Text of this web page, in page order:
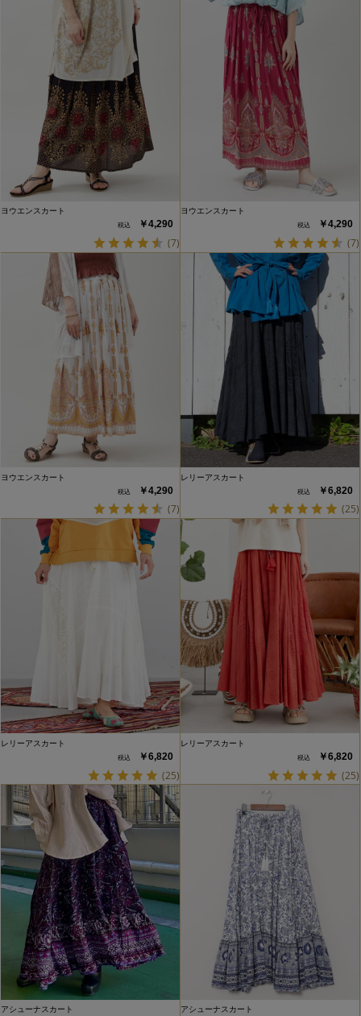
ヨウエンスカート
￥4,290
(7)
ヨウエンスカート
￥4,290
(7)
ヨウエンスカート
￥4,290
(7)
レリーアスカート
￥6,820
(25)
レリーアスカート
￥6,820
(25)
レリーアスカート
￥6,820
(25)
アシューナスカート アシューナスカート